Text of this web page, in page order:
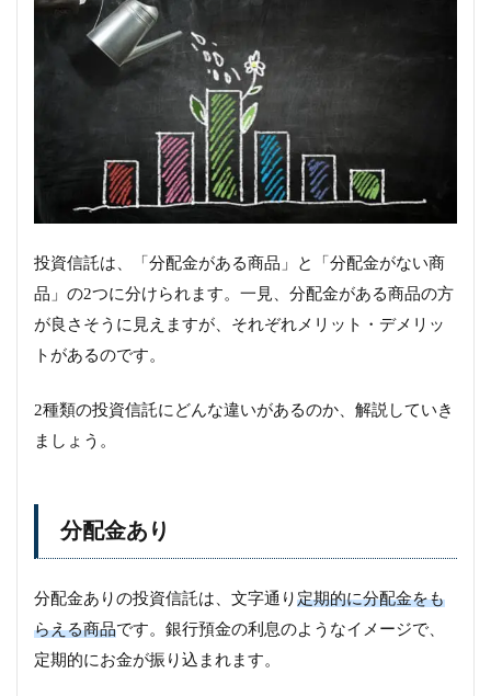
投資信託は、「分配金がある商品」と「分配金がない商
品」の2つに分けられます。一見、分配金がある商品の方
が良さそうに見えますが、それぞれメリット・デメリッ
トがあるのです。
2種類の投資信託にどんな違いがあるのか、解説していき
ましょう。
分配金あり
分配金ありの投資信託は、文字通り定期的に分配金をも
らえる商品です。銀行預金の利息のようなイメージで、
定期的にお金が振り込まれます。